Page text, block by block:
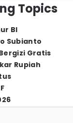
Topics
BI
Subianto
Gratis
Rupiah